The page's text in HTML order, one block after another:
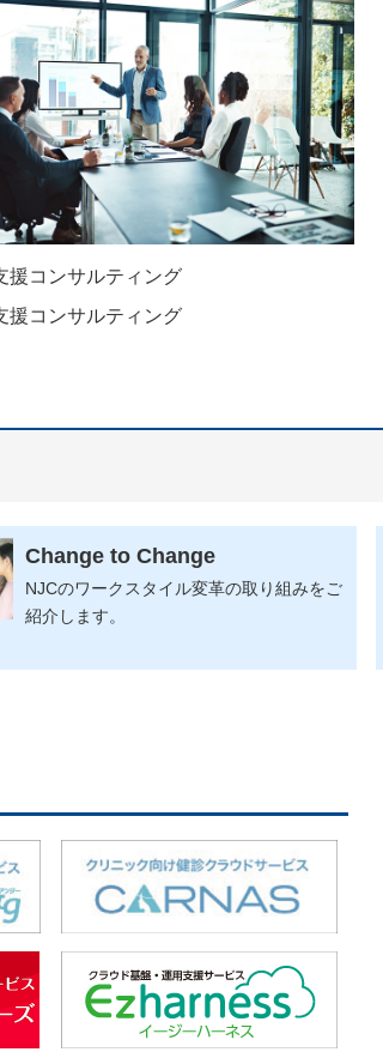
援コンサルティング
援コンサルティング
Change to Change
NJCのワークスタイル変革の取り組みをご
紹介します。